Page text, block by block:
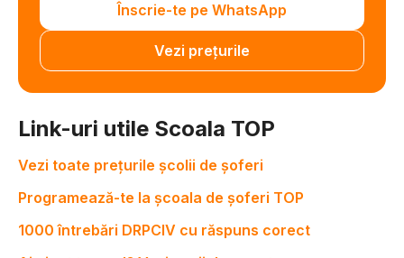
Înscrie-te pe WhatsApp
Vezi prețurile
Link-uri utile Scoala TOP
Vezi toate prețurile școlii de șoferi
Programează-te la școala de șoferi TOP
1000 întrebări DRPCIV cu răspuns corect